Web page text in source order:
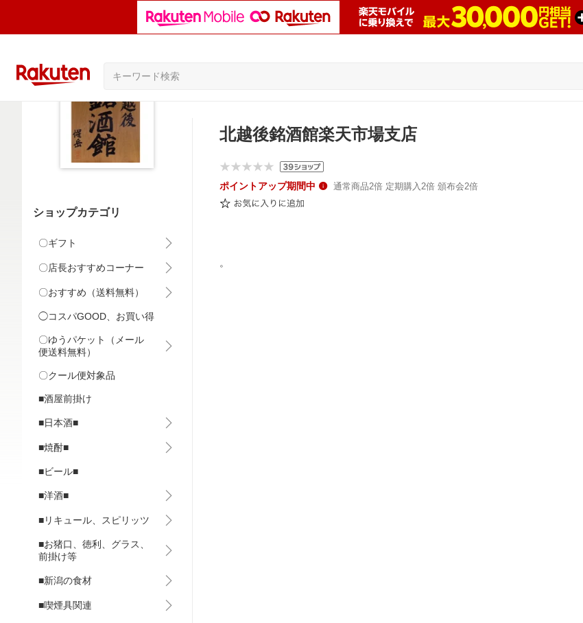
ショップカテゴリ
〇ギフト
〇店長おすすめコーナー
〇おすすめ（送料無料）
◯コスパGOOD、お買い得
〇ゆうパケット（メール
便送料無料）
〇クール便対象品
■酒屋前掛け
■日本酒■
■焼酎■
■ビール■
■洋酒■
■リキュール、スピリッツ
■お猪口、徳利、グラス、
前掛け等
■新潟の食材
■喫煙具関連
北越後銘酒館楽天市場支店
ポイントアップ期間中 通常商品2倍 定期購入2倍 頒布会2倍
。